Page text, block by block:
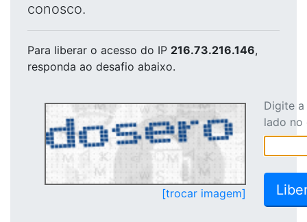
conosco.
Para liberar o acesso do IP 216.73.216.146,
responda ao desafio abaixo.
[trocar imagem]
Digite
lado no